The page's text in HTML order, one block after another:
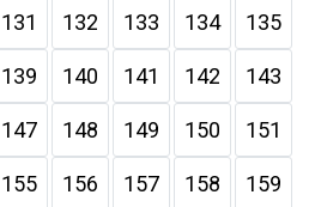
131 132 133 134 135
139 140 141 142 143
147 148 149 150 151
155 156 157 158 159